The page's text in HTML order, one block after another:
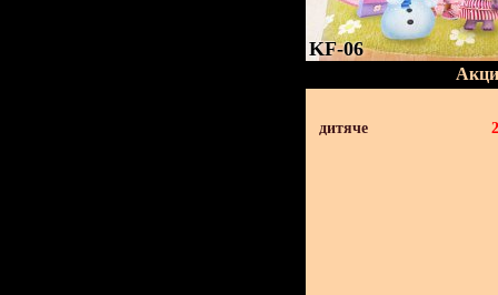
KF-06
дитяче